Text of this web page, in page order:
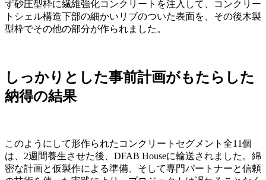
ず砂圧型枠に繊維強化コンクリートを注入して、コンクリー
トシェル構造下部の細かいリブのついた表面を、その後木製
型枠でその他の部分が作られました。
しっかりとした事前計画がもたらした
納得の結果
このようにして形作られたコンクリートセグメント全11個
は、2週間養生させた後、DFAB Houseに輸送されました。綿
密な計画と仮製作による準備、そして専門パートナーと信頼